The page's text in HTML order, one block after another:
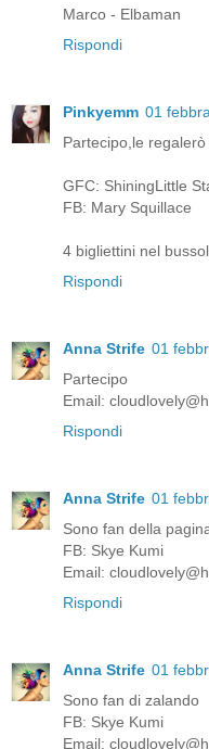
Marco - Elbaman
Rispondi
Pinkyemm 01
Partecipo,le
GFC: ShiningLittle
FB: Mary Squillace
4 bigliettini nel
Rispondi
Anna Strife 01
Partecipo
Email:
Rispondi
Anna Strife 01
Sono fan della
FB: Skye Kumi
Email:
Rispondi
Anna Strife 01
Sono fan di zalando
FB: Skye Kumi
Email: